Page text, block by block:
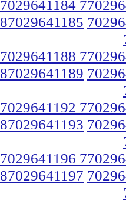
7029641184
87029641185
7029641188
87029641189
7029641192
87029641193
7029641196
87029641197